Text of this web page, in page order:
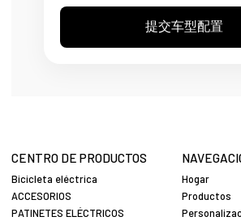
滚动
提交车型配置
CENTRO DE PRODUCTOS
Bicicleta eléctrica
ACCESORIOS
PATINETES ELÉCTRICOS
Hogar
Productos